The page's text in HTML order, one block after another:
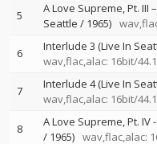
5
A Love Supreme, Pt. III
Seattle / 1965)
6
Interlude 3 (Live In
wav,flac,alac: 16bit/
7
Interlude 4 (Live In
wav,flac,alac: 16bit/
8
A Love Supreme, Pt. IV
/ 1965) wav,flac,alac: